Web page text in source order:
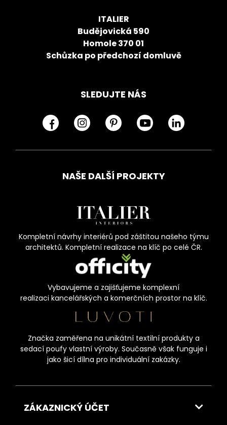
ITALIER
Budějovická 590
Homole 370 01
Schůzka po předchozí domluvě
SLEDUJTE NÁS
NAŠE DALŠÍ PROJEKTY
Kompletní návrhy interiérů pod záštitou našeho týmu
architektů. Kompletní realizace na klíč po celé ČR.
Vybavujeme a zajišťujeme komplexní
realizaci kancelářských a komerčních prostor na klíč.
Značka zaměřena na unikátní textilní produkty a
sedací poufy vlastní výroby. Současně však funguje i
jako šicí dílna pro individuální zakázky.
ZÁKAZNICKÝ ÚČET